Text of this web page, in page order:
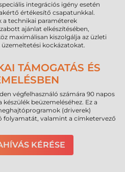
integrációs igény esetén
értékesítő csapatunkkal.
a technikai paraméterek
ajánlat elkészítésében,
maximálisan kiszolgálja az üzleti
kockázatokat.
TÁMOGATÁS ÉS
végfelhasználó számára 90 napos
beüzemeléséhez. Ez a
(driverek)
folyamatát, valamint a címketervező
KÉRÉSE